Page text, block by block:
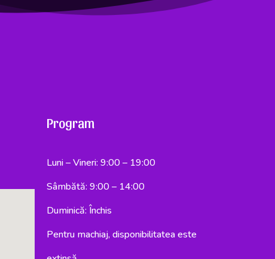
Program
Luni – Vineri: 9:00 – 19:00
Sâmbătă: 9:00 – 14:00
Duminică: Închis
Pentru machiaj, disponibilitatea este